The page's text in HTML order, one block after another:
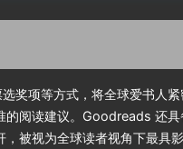
势
链
升”
奖项等方式，将全球爱书人
阅读建议。Goodreads 还
被视为全球读者视角下最具